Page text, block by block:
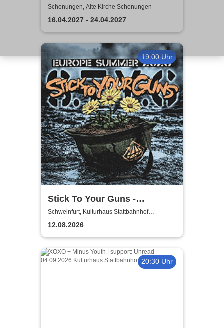
concert 2027
Schonungen, Alte Kirche Schonungen
16.04.2027 - 24.04.2027
19:00 Uhr
Stick To Your Guns -
European Summer 2026
Schweinfurt, Kulturhaus Stattbahnhof
Schweinfurt
12.08.2026
20:30 Uhr